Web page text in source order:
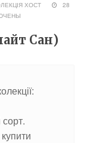
ХОСТ
28
Сан)